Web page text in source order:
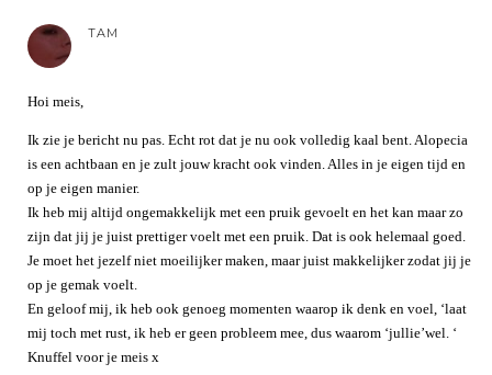
TAM
Hoi meis,
Ik zie je bericht nu pas. Echt rot dat je nu ook volledig kaal bent. Alopecia
is een achtbaan en je zult jouw kracht ook vinden. Alles in je eigen tijd en
op je eigen manier.
Ik heb mij altijd ongemakkelijk met een pruik gevoelt en het kan maar zo
zijn dat jij je juist prettiger voelt met een pruik. Dat is ook helemaal goed.
Je moet het jezelf niet moeilijker maken, maar juist makkelijker zodat jij je
op je gemak voelt.
En geloof mij, ik heb ook genoeg momenten waarop ik denk en voel, ‘laat
mij toch met rust, ik heb er geen probleem mee, dus waarom ‘jullie’wel. ‘
Knuffel voor je meis x